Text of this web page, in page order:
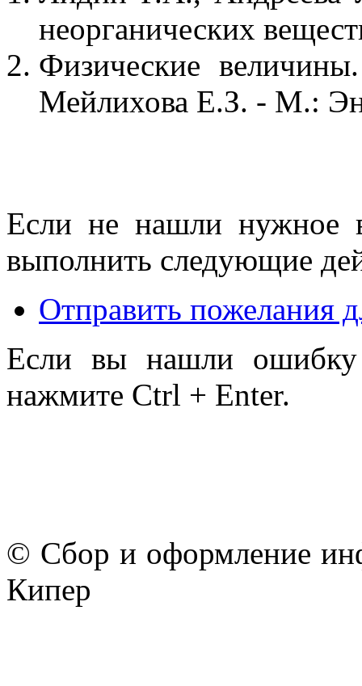
неорганических
Физические
Мейлихова Е.З. - М.:
Если не нашли нужное
выполнить следующие
Отправить пожелания
Если вы нашли ошибку
нажмите Ctrl + Enter.
© Сбор и оформление
Кипер